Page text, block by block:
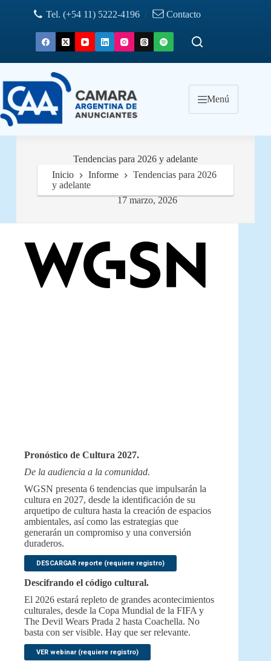
Tel. (+54 11) 5222-4196 / Contacto
Menú
Tendencias para 2026 y adelante
17 marzo, 2026
Inicio Informe
Tendencias para 2026
y adelante
Pronóstico de Cultura 2027.
De la audiencia a la comunidad.
WGSN presenta 6 tendencias que impulsarán la
cultura en 2027, desde la identificación de su
arquetipo de cultura hasta la creación de espacios
ambientales, así como las estrategias que
generarán un compromiso y una conversión
duraderos.
DESCARGAR reporte (requiere registro)
Descifrando el código cultural.
El 2026 estará repleto de grandes acontecimientos
culturales, desde la Copa Mundial de la FIFA y
The Devil Wears Prada 2 hasta Coachella. No
basta con ser visible. Hay que ser relevante.
VER webinar (requiere registro)